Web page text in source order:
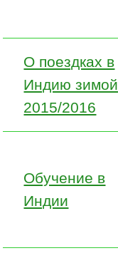
О поездках в
Индию зимой
2015/2016
Обучение в
Индии